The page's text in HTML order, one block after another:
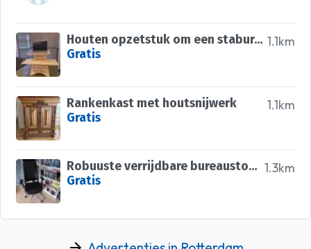
1.1km
Houten opzetstuk om een stabureau van je tafel te maken
Gratis
1.1km
Rankenkast met houtsnijwerk
Gratis
1.3km
Robuuste verrijdbare bureaustoel met hoofdkussentje
Gratis